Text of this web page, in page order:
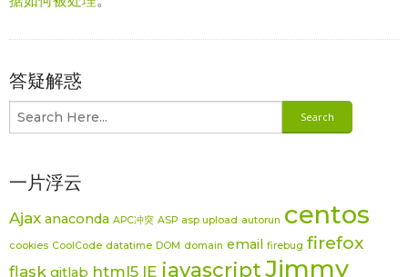
答疑解惑
一片浮云
Ajax anaconda APC冲突 ASP asp upload autorun centos
cookies CoolCode datatime DOM domain email firebug firefox
flask gitlab html5 IE javascriptJimmy